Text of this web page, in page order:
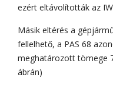
ezért eltávolították az
Másik eltérés a
fellelhető, a PAS 68
meghatározott tömege
ábrán)